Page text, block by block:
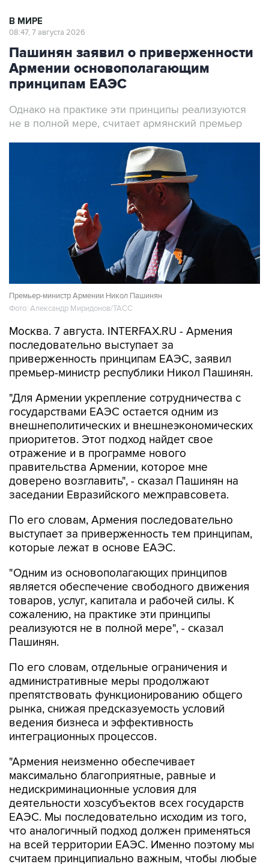
Пашинян заявил о приверженности
Армении основополагающим
принципам ЕАЭС
Однако на практике эти принципы реализуются
Премьер-министр Армении Никол Пашинян
Фото: Александр Миридонов/ТАСС
Москва. 7 августа. INTERFAX.RU - Армения
приверженность принципам ЕАЭС, заявил
премьер-министр республики Никол Пашинян.
"Для Армении укрепление сотрудничества с
внешнеполитических и внешнеэкономических
приоритетов. Этот подход найдет свое
отражение и в программе нового
правительства Армении, которое мне
доверено возглавить", - сказал Пашинян на
заседании Евразийского межправсовета.
По его словам, Армения последовательно
которые лежат в основе ЕАЭС.
"Одним из основополагающих принципов
товаров, услуг, капитала и рабочей силы. К
сожалению, на практике эти принципы
реализуются не в полной мере", - сказал
Пашинян.
По его словам, отдельные ограничения и
препятствовать функционированию общего
рынка, снижая предсказуемость условий
ведения бизнеса и эффективность
интеграционных процессов.
"Армения неизменно обеспечивает
недискриминационные условия для
деятельности хозсубъектов всех государств
ЕАЭС. Мы последовательно исходим из того,
что аналогичный подход должен применяться
на всей территории ЕАЭС. Именно поэтому мы
считаем принципиально важным, чтобы любые
меры, способные повлиять на доступ товаров